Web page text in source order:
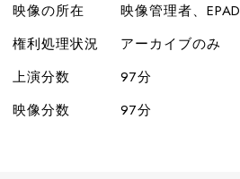
映像の所在
映像管理者、EPAD
権利処理状況
アーカイブのみ
上演分数
97分
映像分数
97分